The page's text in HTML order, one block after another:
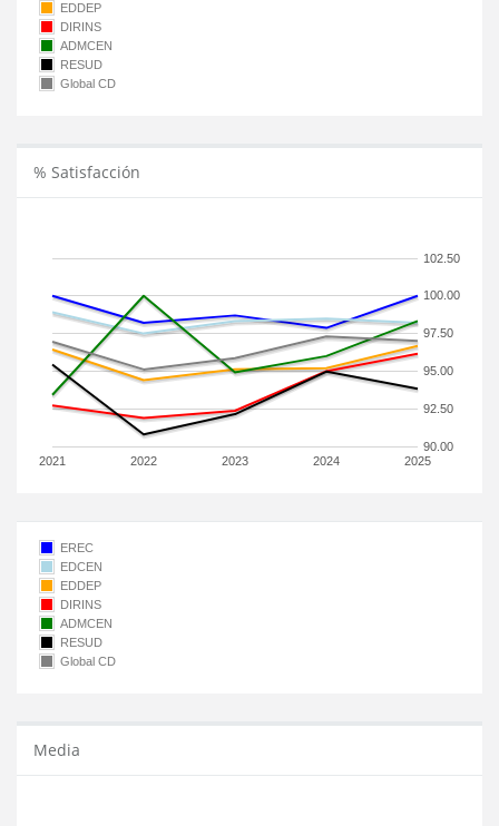
EDDEP
DIRINS
ADMCEN
RESUD
Global CD
% Satisfacción
2021 2022 2023 2024 2025
90.00
92.50
95.00
97.50
100.00
102.50
EREC
EDCEN
EDDEP
DIRINS
ADMCEN
RESUD
Global CD
Media